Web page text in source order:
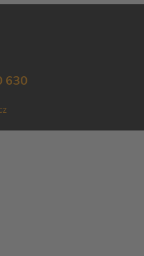
630